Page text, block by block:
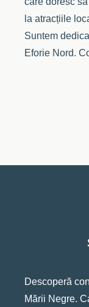
la atracțiile
Suntem
Eforie Nord.
Descoperă
Mării Negre.